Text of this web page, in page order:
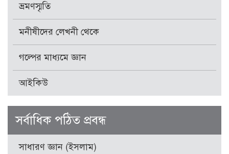
ভ্রমণস্মৃতি
মনীষীদের লেখনী থেকে
গল্পের মাধ্যমে জ্ঞান
আইকিউ
সর্বাধিক পঠিত প্রবন্ধ
সাধারণ জ্ঞান (ইসলাম)